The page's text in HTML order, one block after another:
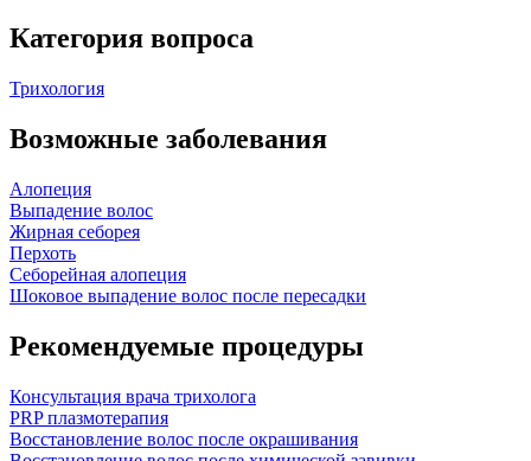
Категория вопроса
Трихология
Возможные заболевания
Алопеция
Выпадение волос
Жирная себорея
Перхоть
Себорейная алопеция
Шоковое выпадение волос после пересадки
Рекомендуемые процедуры
Консультация врача трихолога
PRP плазмотерапия
Восстановление волос после окрашивания